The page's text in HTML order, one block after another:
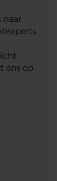
naar
ons op